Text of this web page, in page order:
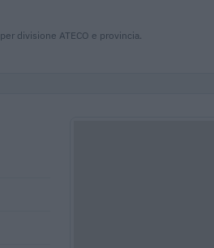
divisione ATECO e provincia.